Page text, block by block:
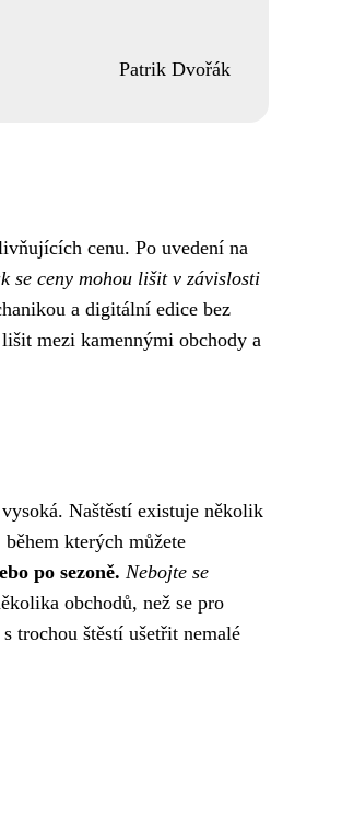
Patrik Dvořák
cenu. Po uvedení na
se ceny mohou lišit v závislosti
a digitální edice bez
mezi kamennými obchody a
Naštěstí existuje několik
kterých můžete
po sezoně. Nebojte se
obchodů, než se pro
trochou štěstí ušetřit nemalé